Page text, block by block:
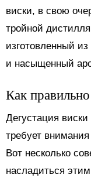
виски, в свою
тройной
изготовленный
и насыщенный
Как
Дегустация
требует
Вот несколько
насладиться